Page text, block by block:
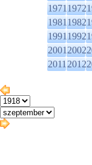
19711972
19811982
19911992
20012002
20112012